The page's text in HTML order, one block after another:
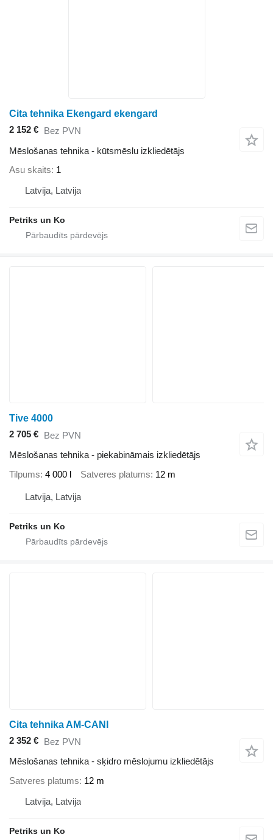
Cita tehnika Ekengard ekengard
2 152 € Bez PVN
Mēslošanas tehnika - kūtsmēslu izkliedētājs
Asu skaits 1
Latvija, Latvija
Petriks un Ko
Tive 4000
2 705 € Bez PVN
Mēslošanas tehnika - piekabināmais izkliedētājs
Tilpums 4 000 l Satveres platums 12 m
Latvija, Latvija
Petriks un Ko
Cita tehnika AM-CANI
2 352 € Bez PVN
Mēslošanas tehnika - sķidro mēslojumu izkliedētājs
Satveres platums 12 m
Latvija, Latvija
Petriks un Ko